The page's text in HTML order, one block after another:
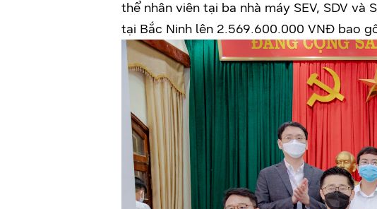
thể nhân viên tại ba nhà máy SEV, SDV
tại Bắc Ninh lên 2.569.600.000 VNĐ bao